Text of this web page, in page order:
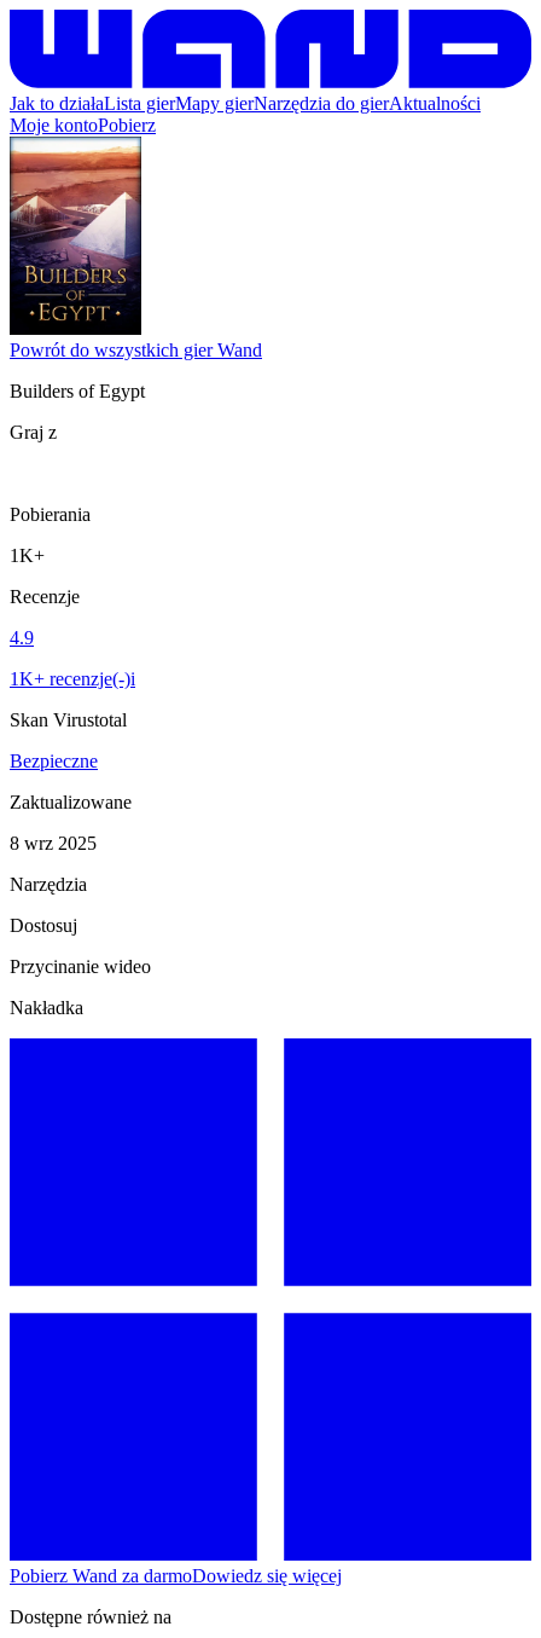
Jak to działaLista gierMapy gierNarzędzia do gierAktualności
Moje kontoPobierz
Powrót do wszystkich gier Wand
Builders of Egypt
Graj z
Pobierania
1K+
Recenzje
4.9
1K+ recenzje(-)i
Skan Virustotal
Bezpieczne
Zaktualizowane
8 wrz 2025
Narzędzia
Dostosuj
Przycinanie wideo
Nakładka
Pobierz Wand za darmoDowiedz się więcej
Dostępne również na